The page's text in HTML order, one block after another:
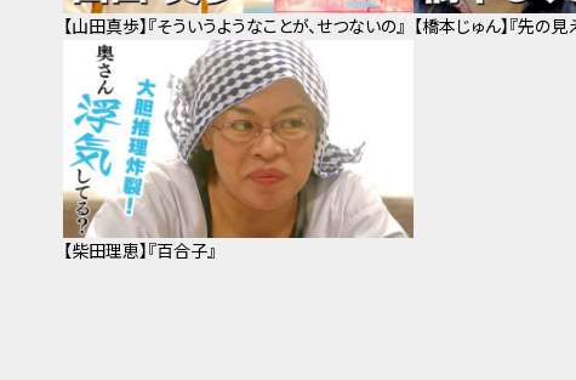
【山田真歩】『そういうようなことが、せつないの』 【橋本じゅん】『先の見
【柴田理恵】『百合子』